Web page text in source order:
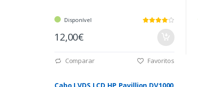
Disponível
12,00€
Comparar Favoritos